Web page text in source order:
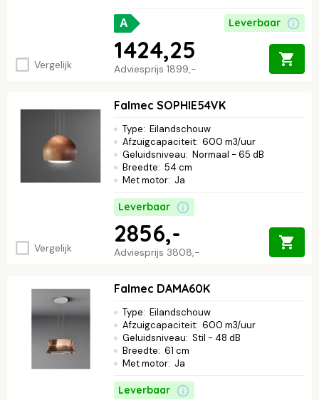
Vergelijk
A Leverbaar
Adviesprijs 1899,-
1424,25
Vergelijk
Falmec SOPHIE54VK
Type: Eilandschouw
Afzuigcapaciteit: 600 m3/uur
Geluidsniveau: Normaal - 65 dB
Breedte: 54 cm
Met motor: Ja
Leverbaar
Adviesprijs 3808,-
2856,-
Falmec DAMA60K
Type: Eilandschouw
Afzuigcapaciteit: 600 m3/uur
Geluidsniveau: Stil - 48 dB
Breedte: 61 cm
Met motor: Ja
Leverbaar